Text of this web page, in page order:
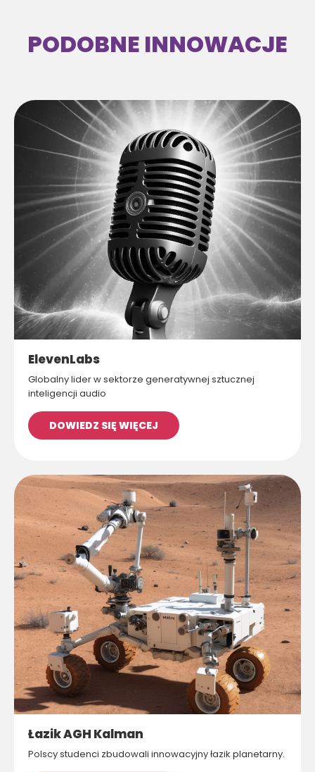
PODOBNE INNOWACJE
ElevenLabs
Globalny lider w sektorze generatywnej sztucznej
inteligencji audio
DOWIEDZ SIĘ WIĘCEJ
Łazik AGH Kalman
Polscy studenci zbudowali innowacyjny łazik planetarny.